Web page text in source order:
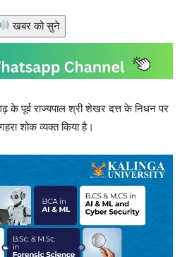
खबर को सुने
के पूर्व राज्यपाल श्री शेखर दत्त के निधन पर
शोक व्यक्त किया है।